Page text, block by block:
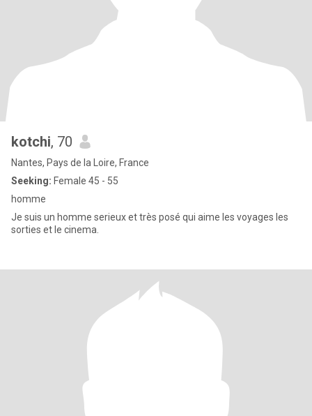
kotchi, 70
Nantes, Pays de la Loire, France
Seeking: Female 45 - 55
homme
Je suis un homme serieux et très posé qui aime les voyages les
sorties et le cinema.